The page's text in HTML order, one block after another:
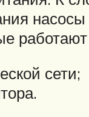
работают
сети;